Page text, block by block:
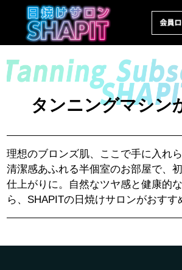
タンニングマシン
理想のブロンズ肌、ここで手に入れ
清潔感あふれる半個室のお部屋で、
仕上がりに。自然なツヤ感と健康的
ら、SHAPITの日焼けサロンがおすす